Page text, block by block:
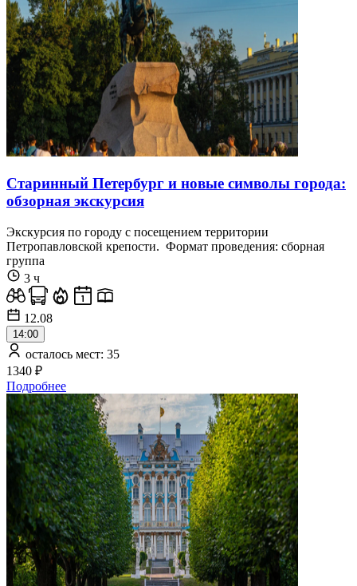
Старинный Петербург и новые символы города:
обзорная экскурсия
Экскурсия по городу с посещением территории
Петропавловской крепости. Формат проведения: сборная
группа
3 ч
12.08
14:00
осталось мест: 35
1340 ₽
Подробнее